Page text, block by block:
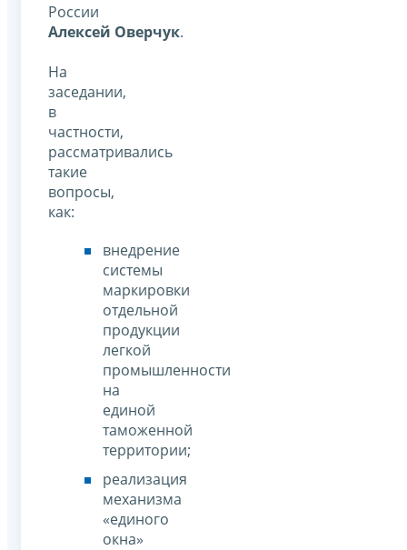
России
Алексей Оверчук.
На
заседании,
в
частности,
рассматривались
такие
вопросы,
как:
внедрение
системы
маркировки
отдельной
продукции
легкой
промышленности
на
единой
таможенной
территории;
реализация
механизма
«единого
окна»